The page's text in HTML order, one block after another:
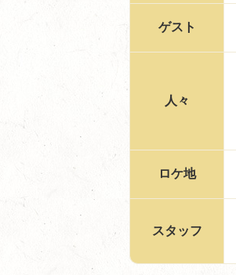
ゲスト
人々
ロケ地
スタッフ